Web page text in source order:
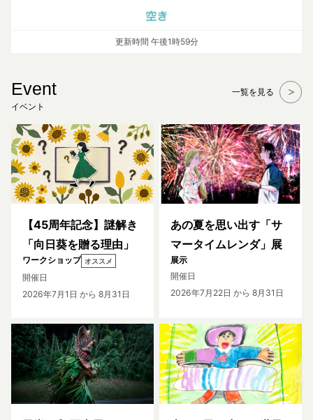
更新時間 午後1時59分
Event
イベント
一覧を見る
【45周年記念】謎解き
「向日葵を贈る理由」
ワークショップ オススメ
開催日
2026年7月1日 から 8月31日
あの夏を思い出す「サ
マータイムレンダ」展
展示
開催日
2026年7月22日 から 8月31日